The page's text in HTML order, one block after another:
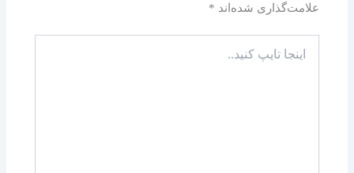
علامت‌گذاری شده‌اند *
تایپ